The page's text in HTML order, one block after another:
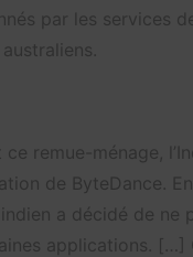
par les services
remue-ménage,
de ByteDance.
a décidé de ne
applications.